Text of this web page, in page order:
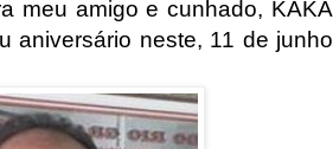
meu amigo e cunhado, KAKA
aniversário neste, 11 de junho